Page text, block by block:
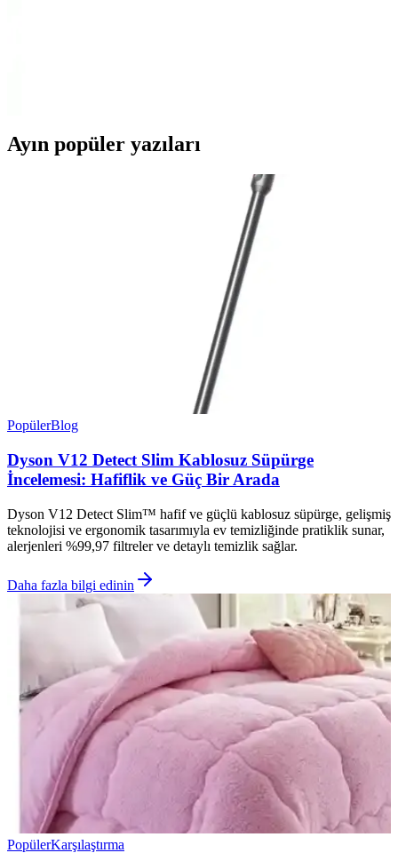
Ayın popüler yazıları
PopülerBlog
Dyson V12 Detect Slim Kablosuz Süpürge
İncelemesi: Hafiflik ve Güç Bir Arada
Dyson V12 Detect Slim™ hafif ve güçlü kablosuz süpürge, gelişmiş
teknolojisi ve ergonomik tasarımıyla ev temizliğinde pratiklik sunar,
alerjenleri %99,97 filtreler ve detaylı temizlik sağlar.
Daha fazla bilgi edinin
PopülerKarşılaştırma